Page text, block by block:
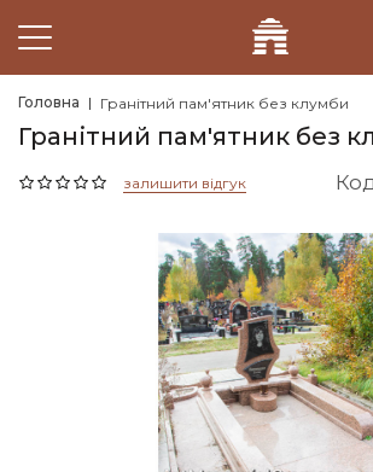
Головна Гранітний пам'ятник без клумби
Гранітний пам'ятник без
залишити відгук